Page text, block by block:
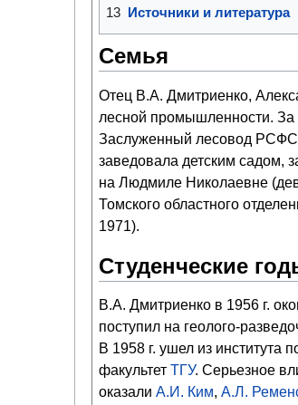
13 Источники и литература
Семья
Отец В.А. Дмитриенко,
лесной промышленности. За
Заслуженный лесовод
заведовала детским садом,
на Людмиле Николаевне
Томского областного
1971).
Студенческие
В.А. Дмитриенко в 1956 г.
поступил на геолого-
В 1958 г. ушел из института
факультет ТГУ. Серьезное
оказали А.И. Ким, А.Л.